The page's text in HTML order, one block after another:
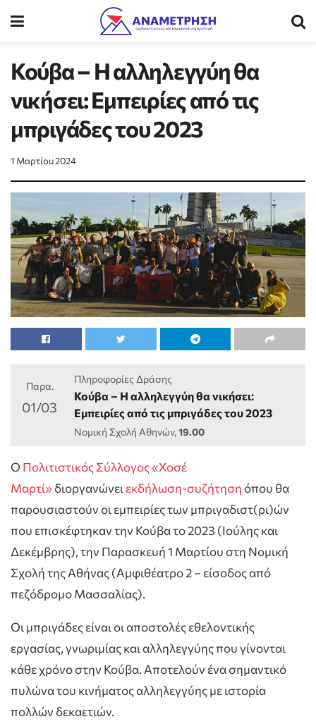
Κούβα – Η αλληλεγγύη θα
νικήσει: Eμπειρίες από τις
μπριγάδες του 2023
1 Μαρτίου 2024
Πληροφορίες Δράσης
Παρα.
01/03
Κούβα – Η αλληλεγγύη θα νικήσει:
Eμπειρίες από τις μπριγάδες του 2023
Νομική Σχολή Αθηνών,19.00
Ο Πολιτιστικός Σύλλογος «Χοσέ
Μαρτί» διοργανώνει εκδήλωση-συζήτησηόπου θα
παρουσιαστούν οι εμπειρίες των μπριγαδιστ(ρι)ών
που επισκέφτηκαν την Κούβα το 2023 (Ιούλης και
Δεκέμβρης), την Παρασκευή 1 Μαρτίου στη Νομική
Σχολή της Αθήνας (Αμφιθέατρο 2 – είσοδος από
πεζόδρομο Μασσαλίας).
Οι μπριγάδες είναι οι αποστολές εθελοντικής
εργασίας, γνωριμίας και αλληλεγγύης που γίνονται
κάθε χρόνο στην Κούβα. Αποτελούν ένα σημαντικό
πυλώνα του κινήματος αλληλεγγύης με ιστορία
πολλών δεκαετιών.